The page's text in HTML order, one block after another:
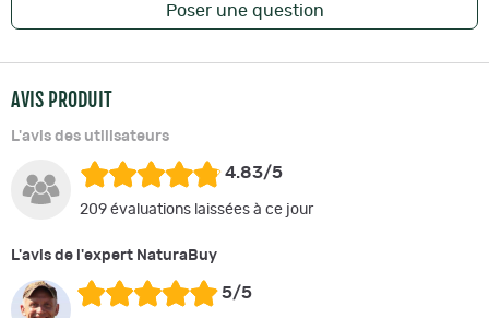
Poser une question
AVIS PRODUIT
L'avis des utilisateurs
4.83/5
209 évaluations laissées à ce jour
L'avis de l'expert NaturaBuy
5/5